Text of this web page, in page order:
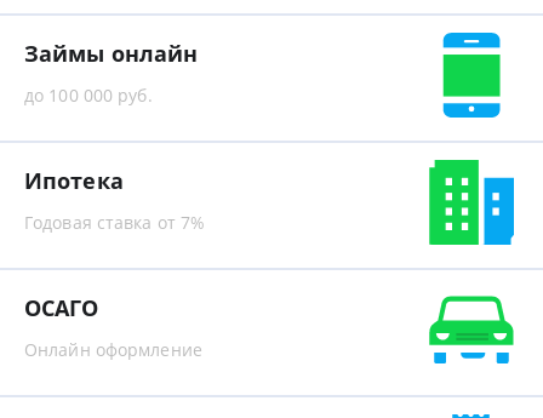
Займы онлайн
до 100 000 руб.
Ипотека
Годовая ставка от 7%
ОСАГО
Онлайн оформление